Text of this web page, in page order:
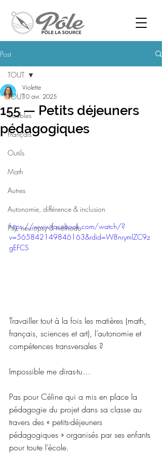
Post
TOUT
Troubles
Français
Outils
Math
Autres
Autonomie, différence & inclusion
Psy, neuropsy & méthodo
TOUT
155 — Petits déjeuners
pédagogiques
Violette
10 avr. 2025
https://www.facebook.com/watch/?
v=565842149846163&rdid=W8nrymlZC9z
gEFCS
Travailler tout à la fois les matières (math,
français, sciences et art), l’autonomie et
compétences transversales ?
Impossible me diras-tu…
Pas pour Céline qui a mis en place la
pédagogie du projet dans sa classe au
travers des « petits-déjeuners
pédagogiques » organisés par ses enfants
pour toute l’école.